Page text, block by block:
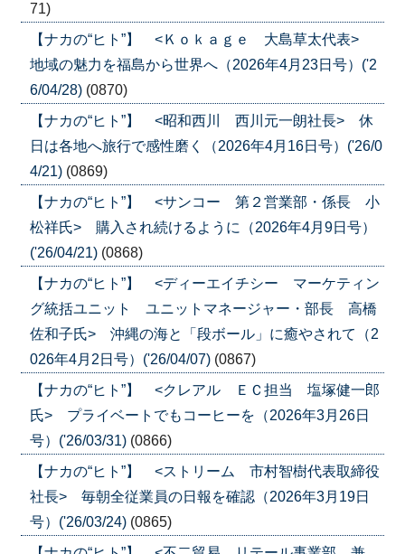
71)
【ナカの“ヒト”】 <Ｋｏｋａｇｅ 大島草太代表>
地域の魅力を福島から世界へ（2026年4月23日号）('2
6/04/28) (0870)
【ナカの“ヒト”】 <昭和西川 西川元一朗社長> 休
日は各地へ旅行で感性磨く（2026年4月16日号）('26/0
4/21) (0869)
【ナカの“ヒト”】 <サンコー 第２営業部・係長 小
松祥氏> 購入され続けるように（2026年4月9日号）
('26/04/21) (0868)
【ナカの“ヒト”】 <ディーエイチシー マーケティン
グ統括ユニット ユニットマネージャー・部長 高橋
佐和子氏> 沖縄の海と「段ボール」に癒やされて（2
026年4月2日号）('26/04/07) (0867)
【ナカの“ヒト”】 <クレアル ＥＣ担当 塩塚健一郎
氏> プライベートでもコーヒーを（2026年3月26日
号）('26/03/31) (0866)
【ナカの“ヒト”】 <ストリーム 市村智樹代表取締役
社長> 毎朝全従業員の日報を確認（2026年3月19日
号）('26/03/24) (0865)